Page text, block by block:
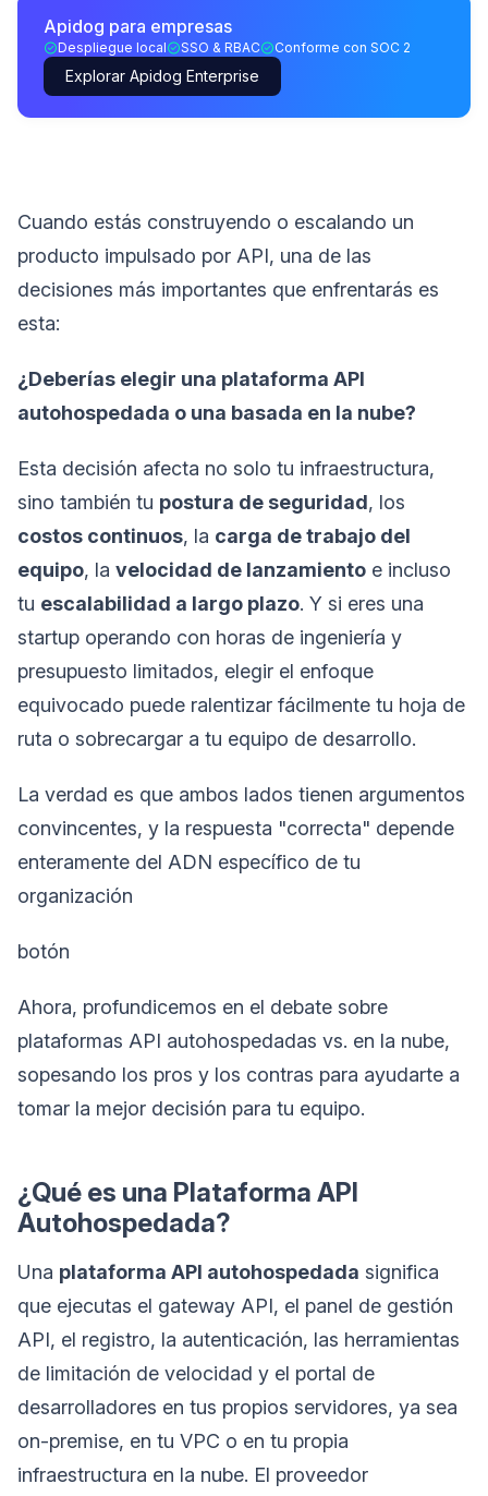
Apidog para empresas
Despliegue local SSO & RBAC Conforme con SOC 2
Explorar Apidog Enterprise
Cuando estás construyendo o escalando un
producto impulsado por API, una de las
decisiones más importantes que enfrentarás es
esta:
¿Deberías elegir una plataforma API
autohospedada o una basada en la nube?
Esta decisión afecta no solo tu infraestructura,
sino también tu postura de seguridad, los
costos continuos, la carga de trabajo del
equipo, la velocidad de lanzamiento e incluso
tu escalabilidad a largo plazo. Y si eres una
startup operando con horas de ingeniería y
presupuesto limitados, elegir el enfoque
equivocado puede ralentizar fácilmente tu hoja de
ruta o sobrecargar a tu equipo de desarrollo.
La verdad es que ambos lados tienen argumentos
convincentes, y la respuesta "correcta" depende
enteramente del ADN específico de tu
organización
botón
Ahora, profundicemos en el debate sobre
plataformas API autohospedadas vs. en la nube,
sopesando los pros y los contras para ayudarte a
tomar la mejor decisión para tu equipo.
¿Qué es una Plataforma API
Autohospedada?
Una plataforma API autohospedada significa
que ejecutas el gateway API, el panel de gestión
API, el registro, la autenticación, las herramientas
de limitación de velocidad y el portal de
desarrolladores en tus propios servidores, ya sea
on-premise, en tu VPC o en tu propia
infraestructura en la nube. El proveedor